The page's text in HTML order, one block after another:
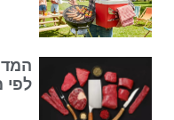
המדריך
לפי